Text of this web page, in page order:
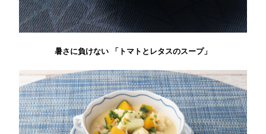
暑さに負けない 「トマトとレタスのスープ」